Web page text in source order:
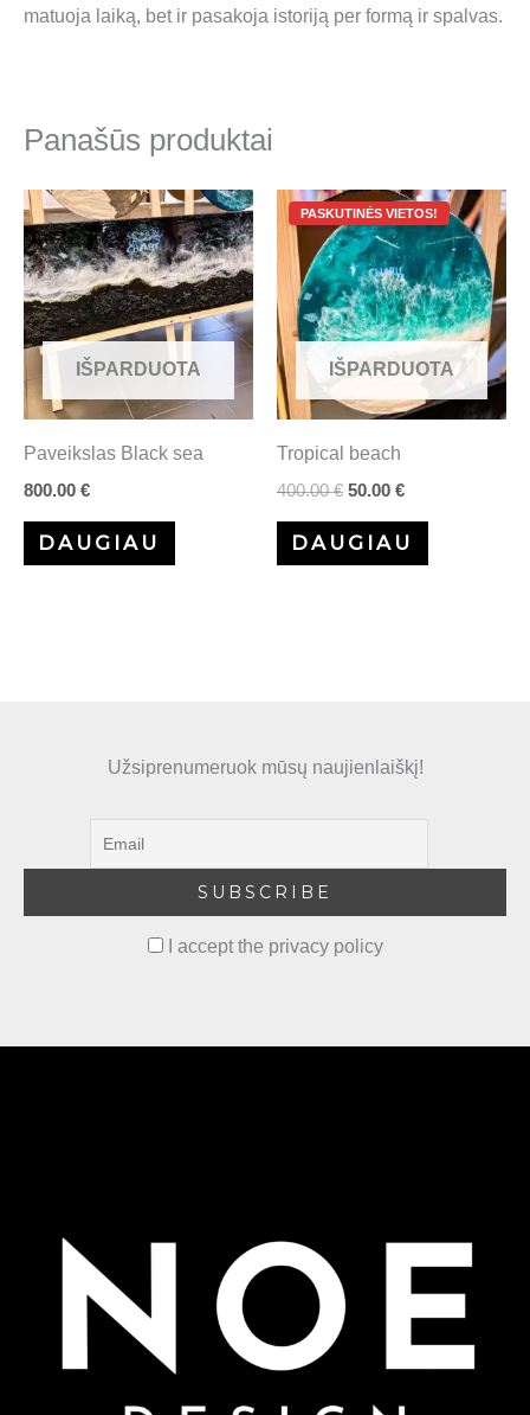
matuoja laiką, bet ir pasakoja istoriją per formą ir spalvas.
Panašūs produktai
IŠPARDUOTA
Paveikslas Black sea
800.00 €
DAUGIAU
IŠPARDUOTA
Tropical beach
400.00€
Original
price
was:
400.00 €.
50.00 €
Current
price
is:
50.00 €.
DAUGIAU
Užsiprenumeruok mūsų naujienlaiškį!
I accept the privacy policy